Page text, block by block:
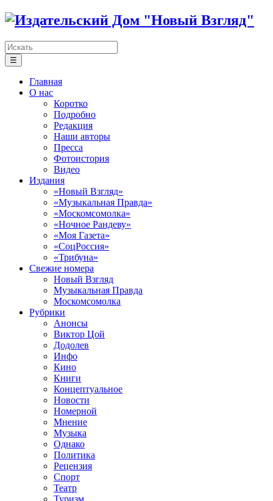
☰
Главная
О нас
Коротко
Подробно
Редакция
Наши авторы
Пресса
Фотоистория
Видео
Издания
«Новый Взгляд»
«Музыкальная Правда»
«Москомсомолка»
«Ночное Рандеву»
«Моя Газета»
«СоцРоссия»
«Трибуна»
Свежие номера
Новый Взгляд
Музыкальная Правда
Москомсомолка
Рубрики
Анонсы
Виктор Цой
Додолев
Инфо
Кино
Книги
Концептуальное
Новости
Номерной
Мнение
Музыка
Однако
Политика
Рецензия
Спорт
Театр
Туризм